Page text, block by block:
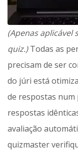
(Apenas aplicável
quiz.)Todas as
precisam de ser
do júri está
de respostas
respostas
avaliação
quizmaster